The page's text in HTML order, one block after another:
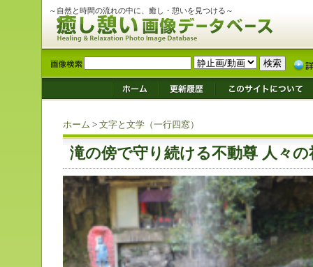
～自然と時間の流れの中に、癒し・憩いを見つける～
ホーム > 文字と文学（一行四窓）
滝の傍で守り続ける不動尊 人